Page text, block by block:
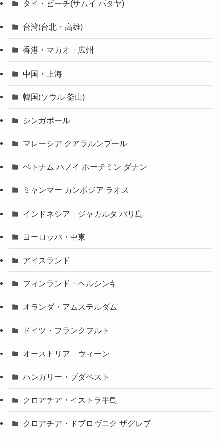
タイ・ビーチ(サムイ パタヤ)
台湾(台北・高雄)
香港・マカオ・広州
中国・上海
韓国(ソウル 釜山)
シンガポール
マレーシア クアラルンプール
ベトナム ハノイ ホーチミン ダナン
ミャンマー カンボジア ラオス
インドネシア・ジャカルタ バリ島
ヨーロッパ・中東
アイスランド
フィンランド・ヘルシンキ
オランダ・アムステルダム
ドイツ・フランクフルト
オーストリア・ウィーン
ハンガリー・ブダペスト
クロアチア・イストラ半島
クロアチア・ドブロヴニク ザグレブ